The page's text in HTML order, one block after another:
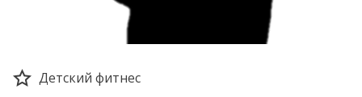
Детский фитнес